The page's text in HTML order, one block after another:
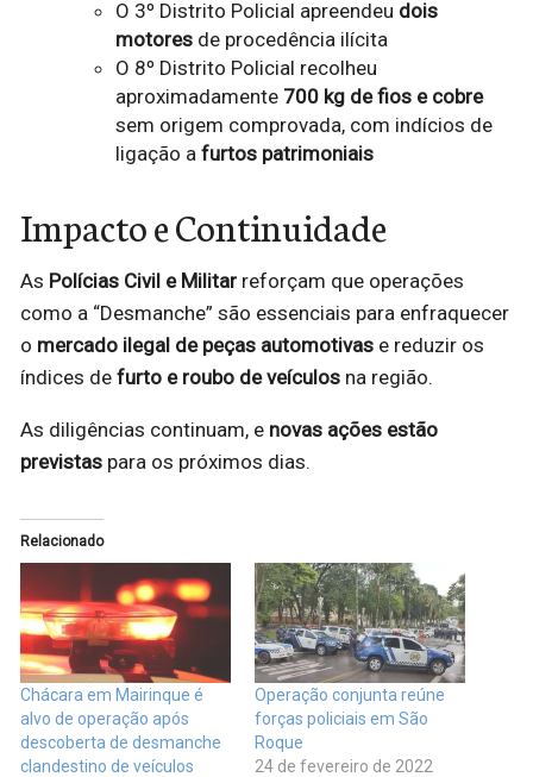
O 3º Distrito Policial apreendeu dois
motores de procedência ilícita
O 8º Distrito Policial recolheu
aproximadamente 700 kg de fios e cobre
sem origem comprovada, com indícios de
ligação a furtos patrimoniais
Impacto e Continuidade
As Polícias Civil e Militar reforçam que operações
como a “Desmanche” são essenciais para enfraquecer
o mercado ilegal de peças automotivas e reduzir os
índices de furto e roubo de veículos na região.
As diligências continuam, e novas ações estão
previstas para os próximos dias.
Relacionado
Chácara em Mairinque é
alvo de operação após
descoberta de desmanche
clandestino de veículos
Operação conjunta reúne
forças policiais em São
Roque
24 de fevereiro de 2022